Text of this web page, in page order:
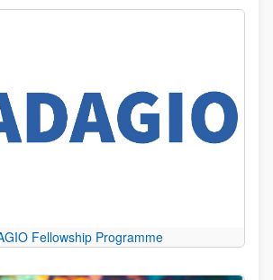
Fellowship Programme